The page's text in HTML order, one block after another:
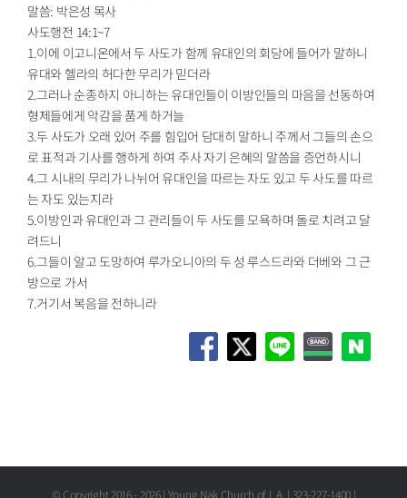
말씀: 박은성 목사
사도행전 14:1~7
1.이에 이고니온에서 두 사도가 함께 유대인의 회당에 들어가 말하니
유대와 헬라의 허다한 무리가 믿더라
2.그러나 순종하지 아니하는 유대인들이 이방인들의 마음을 선동하여
형제들에게 악감을 품게 하거늘
3.두 사도가 오래 있어 주를 힘입어 담대히 말하니 주께서 그들의 손으
로 표적과 기사를 행하게 하여 주사 자기 은혜의 말씀을 증언하시니
4.그 시내의 무리가 나뉘어 유대인을 따르는 자도 있고 두 사도를 따르
는 자도 있는지라
5.이방인과 유대인과 그 관리들이 두 사도를 모욕하며 돌로 치려고 달
려드니
6.그들이 알고 도망하여 루가오니아의 두 성 루스드라와 더베와 그 근
방으로 가서
7.거기서 복음을 전하니라
© Copyright 2016 - 2026 | Young Nak Church of L.A. | 323-227-1400 |